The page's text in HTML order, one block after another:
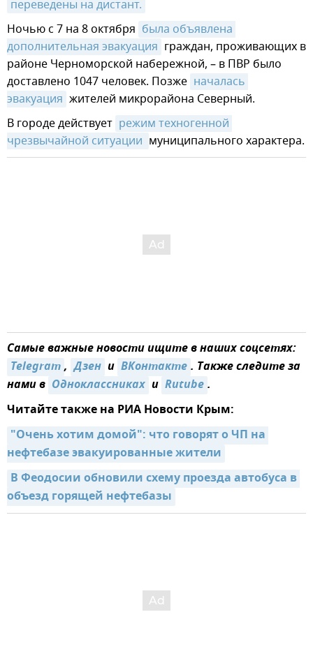
переведены на дистант.
Ночью с 7 на 8 октября была объявлена
дополнительная эвакуация граждан, проживающих в
районе Черноморской набережной, – в ПВР было
доставлено 1047 человек. Позже началась
эвакуация жителей микрорайона Северный.
В городе действует режим техногенной
чрезвычайной ситуации муниципального характера.
Самые важные новости ищите в наших соцсетях:
Telegram, Дзен и ВКонтакте. Также следите за
нами в Одноклассниках и Rutube.
Читайте также на РИА Новости Крым:
"Очень хотим домой": что говорят о ЧП на
нефтебазе эвакуированные жители
В Феодосии обновили схему проезда автобуса в
объезд горящей нефтебазы